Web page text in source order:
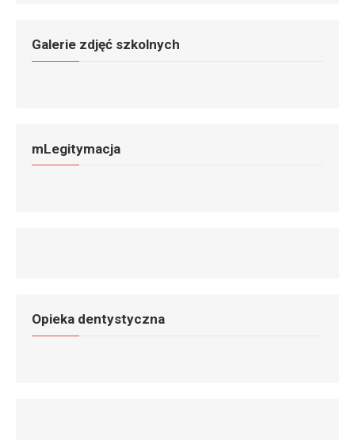
Galerie zdjęć szkolnych
mLegitymacja
Opieka dentystyczna